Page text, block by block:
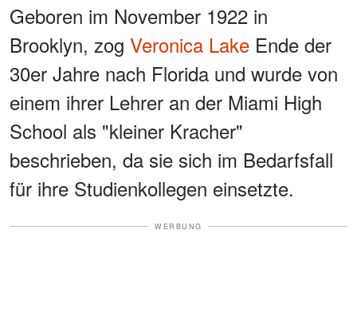
Geboren im November 1922 in
Brooklyn, zog Veronica Lake Ende der
30er Jahre nach Florida und wurde von
einem ihrer Lehrer an der Miami High
School als "kleiner Kracher"
beschrieben, da sie sich im Bedarfsfall
für ihre Studienkollegen einsetzte.
WERBUNG